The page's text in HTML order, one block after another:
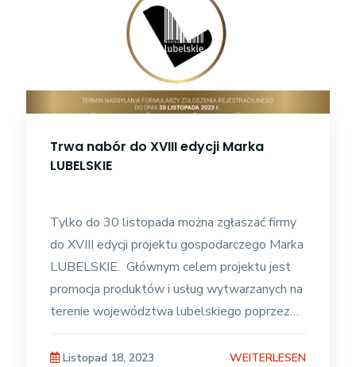
Trwa nabór do XVIII edycji Marka
LUBELSKIE
Tylko do 30 listopada można zgłaszać firmy
do XVIII edycji projektu gospodarczego Marka
LUBELSKIE. Głównym celem projektu jest
promocja produktów i usług wytwarzanych na
terenie województwa lubelskiego poprzez
nadawanie im zastrzeżonego znaku
Listopad 18, 2023 WEITERLESEN